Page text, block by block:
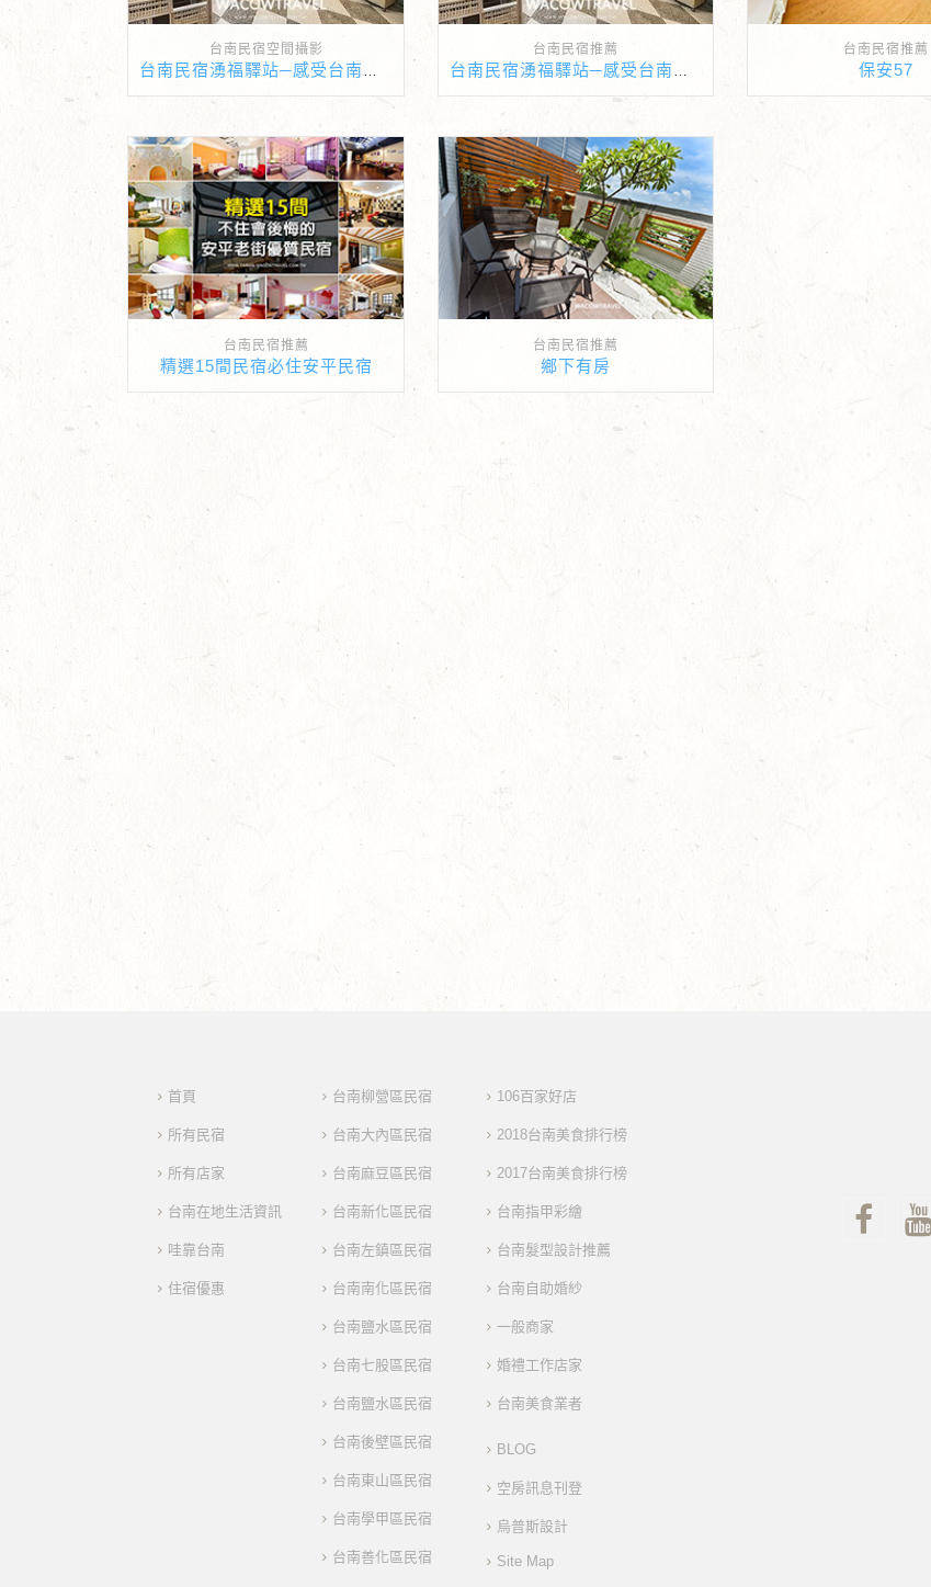
台南民宿空間攝影
台南民宿湧福驛站─感受台南古宅的獨特魅力
台南民宿推薦
台南民宿湧福驛站─感受台南古宅的獨特魅力
台南民宿推薦
保安57
台南民宿推薦
精選15間民宿必住安平民宿
台南民宿推薦
鄉下有房
首頁
所有民宿
所有店家
台南在地生活資訊
哇靠台南
住宿優惠
台南柳營區民宿
台南大內區民宿
台南麻豆區民宿
台南新化區民宿
台南左鎮區民宿
台南南化區民宿
台南鹽水區民宿
台南七股區民宿
台南鹽水區民宿
台南後壁區民宿
台南東山區民宿
台南學甲區民宿
台南善化區民宿
106百家好店
2018台南美食排行榜
2017台南美食排行榜
台南指甲彩繪
台南髮型設計推薦
台南自助婚紗
一般商家
婚禮工作店家
台南美食業者
BLOG
空房訊息刊登
烏普斯設計
Site Map